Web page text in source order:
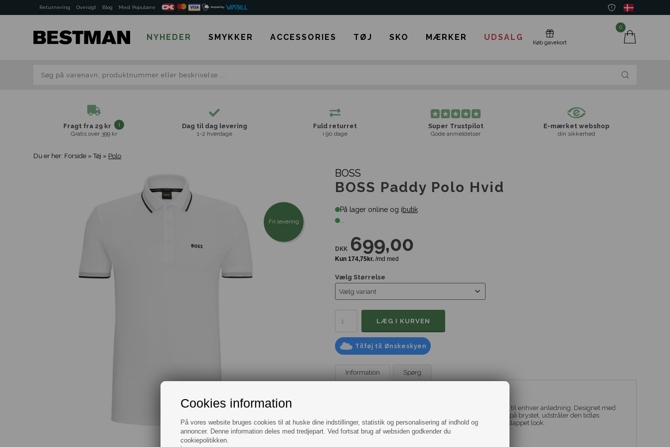
Cookies information
På vores website bruges cookies til at huske dine indstillinger, statistik og personalisering af indhold og
annoncer. Denne information deles med tredjepart. Ved fortsat brug af websiden godkender du
cookiepolitikken.
Returnering Oversigt Blog Mest Populære
NYHEDER SMYKKER ACCESSORIES TØJ SKO MÆRKER UDSALG
0
Køb gavekort
Fragt fra 29 kr
Gratis over 399 kr
Dag til dag levering
1-2 hverdage
Fuld returret
i 90 dage
Super Trustpilot
Gode anmeldelser
E-mærket webshop
din sikkerhed
Du er her: Forside »Tøj » Polo
Fri levering
BOSS
BOSS Paddy Polo Hvid
På lager online og ibutik
...
DKK 699,00
Vælg Størrelse
Tilføj til Ønskeskyen
Information Spørg
i hvid er et klassisk valg til enhver anledning. Designet med
kontraststriber på kraven og ærmerne samt et lille logo på brystet, udstråler den tidløs
elegance og stilfuld detalje. Ideel til en sofistikeret og afslappet look.